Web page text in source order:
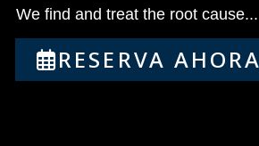
We find and treat the root cause...
RESERVA AHORA